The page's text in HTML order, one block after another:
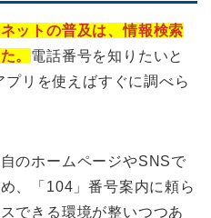
ットの普及は、情報検索
。 電話番号を知りたいと
リを使えばすぐに調べら
のホームページやSNSで
、「104」番号案内に頼ら
できる環境が整いつつあ